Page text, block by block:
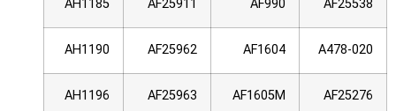
AF25538
AF990
AF25911
AH1185
A478-020
AF1604
AF25962
AH1190
AF25276
AF1605M
AF25963
AH1196